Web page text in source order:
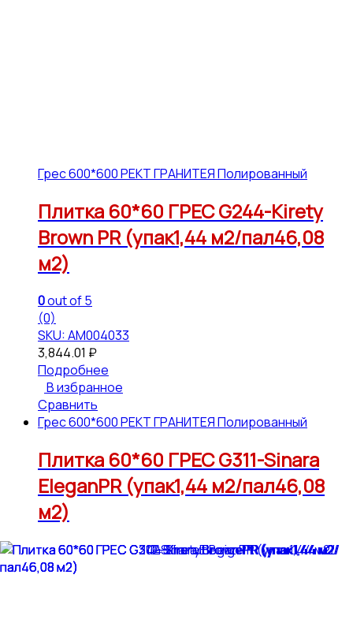
Грес 600*600 РЕКТ ГРАНИТЕЯ Полированный
Плитка 60*60 ГРЕС G244-Kirety
Brown PR (упак1,44 м2/пал46,08
м2)
0out of 5
(0)
SKU: АМ004033
3,844.01 ₽
Подробнее
В избранное
Сравнить
Грес 600*600 РЕКТ ГРАНИТЕЯ Полированный
Плитка 60*60 ГРЕС G311-Sinara
EleganPR (упак1,44 м2/пал46,08
м2)